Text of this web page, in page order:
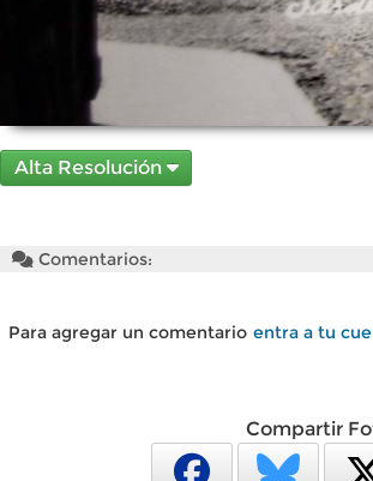
Alta Resolución
Comentarios:
Para agregar un comentario entra a tu
Compartir